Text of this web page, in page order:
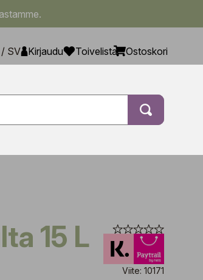
/ SV Kirjaudu Toivelista Ostoskori
15 L
Viite: 10171